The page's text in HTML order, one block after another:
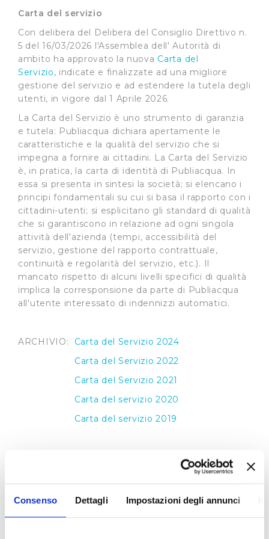
Consenso Dettagli Impostazioni degli annunci
Carta del servizio
Con delibera del Delibera del Consiglio Direttivo n.
5 del 16/03/2026 l'Assemblea dell' Autorità di
ambito ha approvato la nuova Carta del
Servizio, indicate e finalizzate ad una migliore
gestione del servizio e ad estendere la tutela degli
utenti, in vigore dal 1 Aprile 2026.
La Carta del Servizio è uno strumento di garanzia
e tutela: Publiacqua dichiara apertamente le
caratteristiche e la qualità del servizio che si
impegna a fornire ai cittadini. La Carta del Servizio
è, in pratica, la carta di identità di Publiacqua. In
essa si presenta in sintesi la società; si elencano i
principi fondamentali su cui si basa il rapporto con i
cittadini-utenti; si esplicitano gli standard di qualità
che si garantiscono in relazione ad ogni singola
attività dell'azienda (tempi, accessibilità del
servizio, gestione del rapporto contrattuale,
continuità e regolarità del servizio, etc.). Il
mancato rispetto di alcuni livelli specifici di qualità
implica la corresponsione da parte di Publiacqua
all'utente interessato di indennizzi automatici.
ARCHIVIO: Carta del Servizio 2024
Carta del Servizio 2022
Carta del Servizio 2021
Carta del servizio 2020
Carta del servizio 2019
Regolamento del Servizio Idrico Integrato
Il
Regolamento del Servizio Idrico Integrato
applicato da Publiacqua, recepisce le direttive